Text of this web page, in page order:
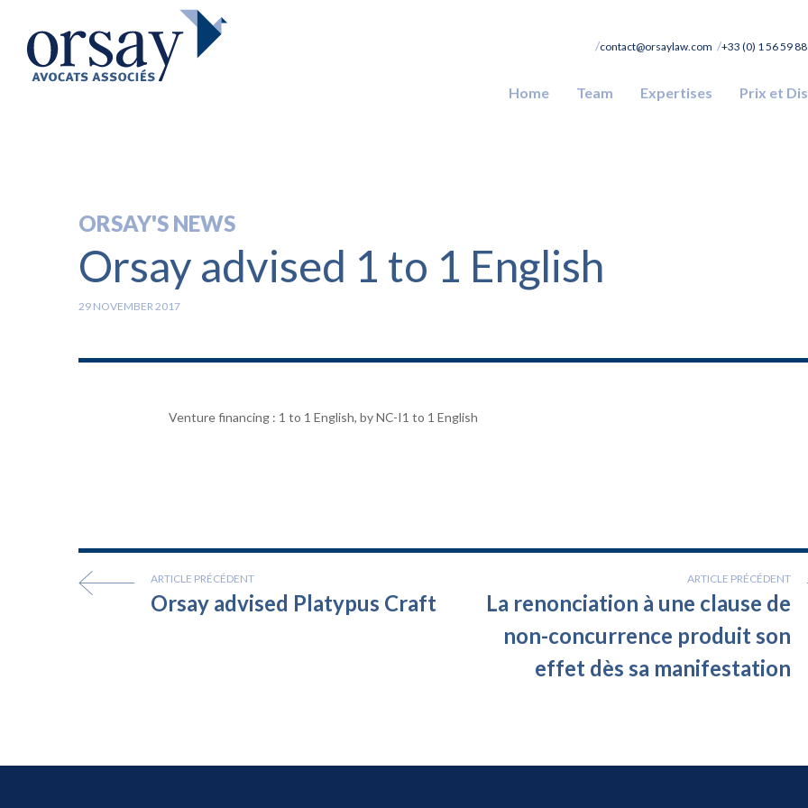
contact@orsaylaw.com +33 (0) 1 56 59
Home Team Expertises Prix et
ORSAY'S NEWS
Orsay advised 1 to 1 English
29 NOVEMBER 2017
Venture financing : 1 to 1 English, by NC-I1 to 1 English
ARTICLE PRÉCÉDENT
Orsay advised Platypus Craft
ARTICLE PRÉCÉDENT
La renonciation à une clause de
non-concurrence produit son
effet dès sa manifestation